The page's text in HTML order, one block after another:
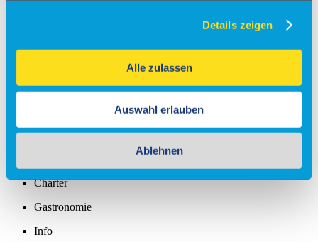
Details zeigen
Alle zulassen
Auswahl erlauben
Ablehnen
Partner
Veranstaltungsanfrage
Flugschulen & Vereine
Fly-Ins
Charter
Gastronomie
Info